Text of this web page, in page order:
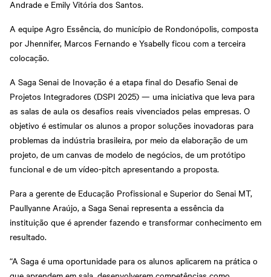
Andrade e Emily Vitória dos Santos.
A equipe Agro Essência, do município de Rondonópolis, composta
por Jhennifer, Marcos Fernando e Ysabelly ficou com a terceira
colocação.
A Saga Senai de Inovação é a etapa final do Desafio Senai de
Projetos Integradores (DSPI 2025) — uma iniciativa que leva para
as salas de aula os desafios reais vivenciados pelas empresas. O
objetivo é estimular os alunos a propor soluções inovadoras para
problemas da indústria brasileira, por meio da elaboração de um
projeto, de um canvas de modelo de negócios, de um protótipo
funcional e de um vídeo-pitch apresentando a proposta.
Para a gerente de Educação Profissional e Superior do Senai MT,
Paullyanne Araújo, a Saga Senai representa a essência da
instituição que é aprender fazendo e transformar conhecimento em
resultado.
“A Saga é uma oportunidade para os alunos aplicarem na prática o